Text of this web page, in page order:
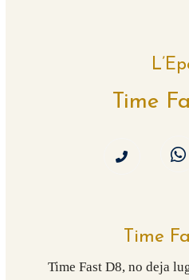
Time
Time
Time Fast D8, no deja